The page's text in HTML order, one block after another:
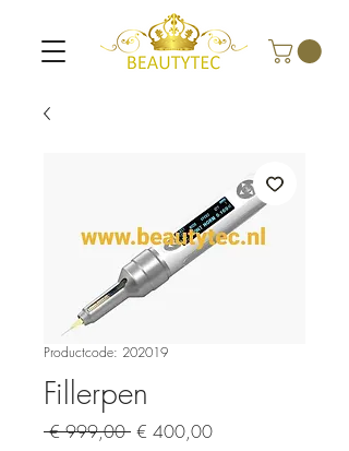
Productcode: 202019
Fillerpen
€ 999,00 Normale
€ 400,00Verkoopprijs